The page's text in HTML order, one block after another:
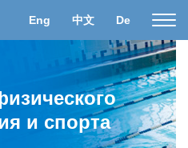
Eng 中文 De
и спорта